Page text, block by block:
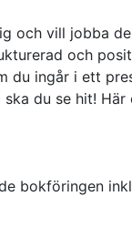
och vill jobba
och
du ingår i ett
du se hit!
bokföringen